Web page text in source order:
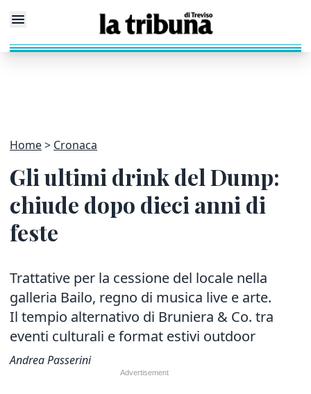
Home Cronaca
Gli ultimi drink del Dump:
chiude dopo dieci anni di
feste
Trattative per la cessione del locale nella
galleria Bailo, regno di musica live e arte.
Il tempio alternativo di Bruniera & Co. tra
eventi culturali e format estivi outdoor
Andrea Passerini